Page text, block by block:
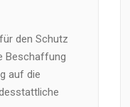
den Schutz
Beschaffung
auf die